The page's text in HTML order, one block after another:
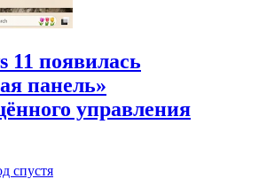
11 появилась
панель»
управления
спустя